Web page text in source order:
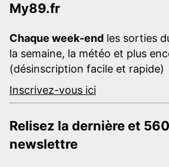
My89.fr
Chaque week-end les sorties
la semaine, la météo et plus
(désinscription facile et rapide)
Inscrivez-vous ici
Relisez la dernière et
newslettre